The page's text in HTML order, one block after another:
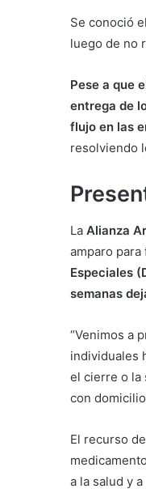
Se conoció
luego de no
Pese a que
entrega de
flujo en las
resolviendo
La Alianza
amparo
Especiales
semanas
“Venimos a
individuales
el cierre o la
con
El recurso
a la salud y